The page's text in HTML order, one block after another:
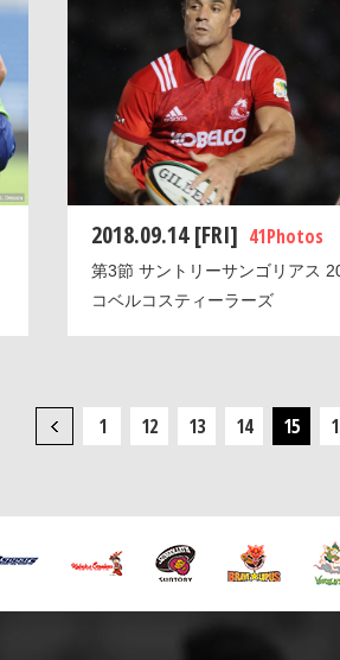
2018.09.14 [FRI] 41 Photos
第3節 サントリーサンゴリアス
コベルコスティーラーズ
1 12 13 14 15